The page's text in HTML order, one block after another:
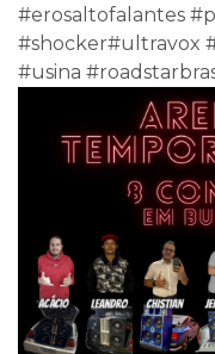
#erosaltofalantes
#shocker#ultravox
#usina